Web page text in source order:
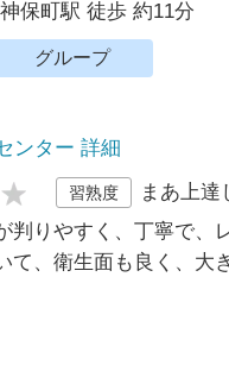
保町駅 徒歩 約11分
グループ
ンター 詳細
習熟度
まあ上達
判りやすく、丁寧で、
て、衛生面も良く、大